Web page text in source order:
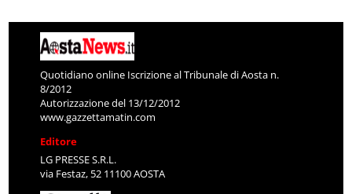
Quotidiano online Iscrizione al Tribunale di Aosta n.
8/2012
Autorizzazione del 13/12/2012
www.gazzettamatin.com
Editore
LG PRESSE S.R.L.
via Festaz, 52 11100 AOSTA